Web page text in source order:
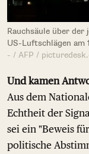
Rauchsäule über der
US-Luftschlägen am
- / AFP /
Und kamen
Aus dem
Echtheit der
sei ein "Beweis
politische